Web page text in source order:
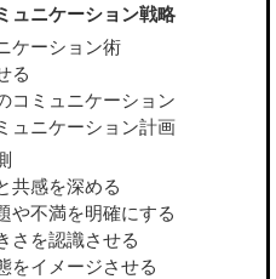
ュニケーション戦略
ケーション術
る
コミュニケーション
ュニケーション計画
共感を深める
や不満を明確にする
さを認識させる
をイメージさせる